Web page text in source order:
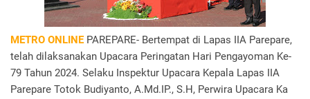
METRO ONLINEPAREPARE- Bertempat di Lapas IIA Parepare,
telah dilaksanakan Upacara Peringatan Hari Pengayoman Ke-
79 Tahun 2024. Selaku Inspektur Upacara Kepala Lapas IIA
Parepare Totok Budiyanto, A.Md.IP., S.H, Perwira Upacara Ka